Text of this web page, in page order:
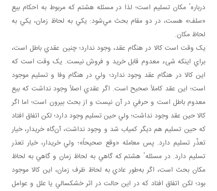
دربارهٴ مکان تسليم است؛ لذا در مسئله هشتم که مربوط به احکام بيع
«سلف» هست، در دو مقام بحث مي‌شود: يکي به لحاظ زمان، يکي به
لحاظ مکان.
يک وقت است کالا در هنگام عقد، وجود ندارد؛ چنين عقدي باطل است،
براي اينکه شیء معدوم قابل خريد و فروش نيست. يک وقت است که
اين کالا در هنگام عقد وجود ندارد؛ ولي در هنگام وفا و تسليم موجود
است؛ اين عقد کاملاً صحيح است. اگر عقدي اصلاً وجود نداشت که بيع
معدوم باطل است و حرفي در آن نيست و از بحث بيرون است؛ اما اگر
کالا حين عقد وجود نداشت؛ ولي حين تسليم وجود دارد؛ لکن اتفاق افتاد
که حين تسليم هم ديگر کمياب شد و وجود نداشت، آن‌گاه خريدار، خيار
تعذّر تسليم دارد. پس معامله «وقع صحيحاً»؛ ولي خريدار، خيار تعذر
تسليم دارد. در مسئلهٴ هشتم که گاهي به لحاظ زمان و گاهي به لحاظ
مکان بحث است، اگر به‌طور عادي به لحاظ ظرف زمان، اين کالا موجود
بود؛ لکن اتفاق افتاد که در اين حالت در اثر خشکسالي يا علل و عوامل